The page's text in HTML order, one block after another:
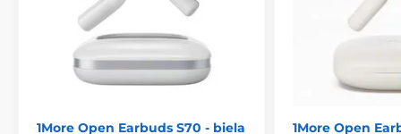
1More Open Earbuds S70 - biela 1More Open